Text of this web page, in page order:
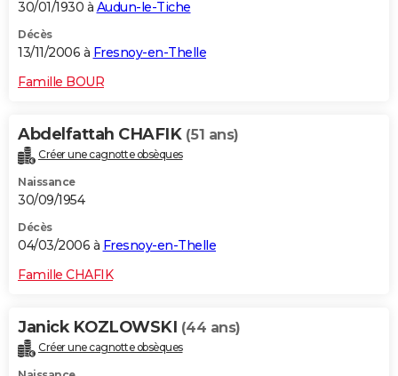
30/01/1930 à Audun-le-Tiche
Décès
13/11/2006 à Fresnoy-en-Thelle
Famille BOUR
Abdelfattah CHAFIK (51 ans)
Créer une cagnotte obsèques
Naissance
30/09/1954
Décès
04/03/2006 à Fresnoy-en-Thelle
Famille CHAFIK
Janick KOZLOWSKI (44 ans)
Créer une cagnotte obsèques